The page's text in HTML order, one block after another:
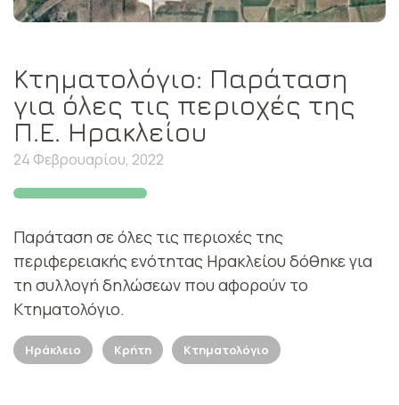
Κτηματολόγιο: Παράταση
για όλες τις περιοχές της
Π.Ε. Ηρακλείου
24 Φεβρουαρίου, 2022
Παράταση σε όλες τις περιοχές της
περιφερειακής ενότητας Ηρακλείου δόθηκε για
τη συλλογή δηλώσεων που αφορούν το
Κτηματολόγιο.
Ηράκλειο Κρήτη Κτηματολόγιο